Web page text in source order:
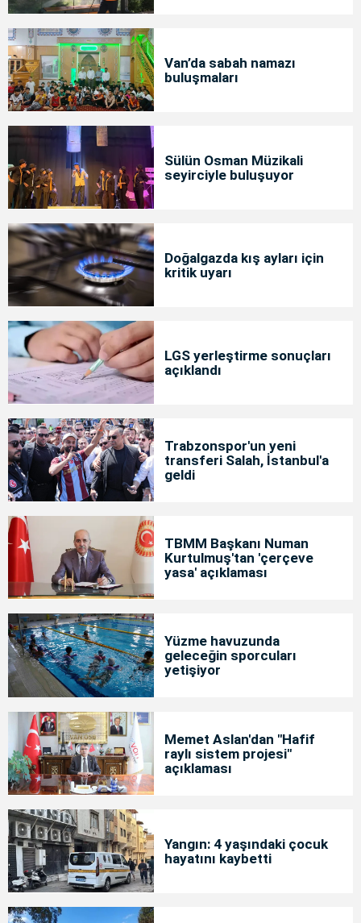
Van’da sabah namazı
buluşmaları
Sülün Osman Müzikali
seyirciyle buluşuyor
Doğalgazda kış ayları için
kritik uyarı
LGS yerleştirme sonuçları
açıklandı
Trabzonspor'un yeni
transferi Salah, İstanbul'a
geldi
TBMM Başkanı Numan
Kurtulmuş'tan 'çerçeve
yasa' açıklaması
Yüzme havuzunda
geleceğin sporcuları
yetişiyor
Memet Aslan'dan "Hafif
raylı sistem projesi"
açıklaması
Yangın: 4 yaşındaki çocuk
hayatını kaybetti